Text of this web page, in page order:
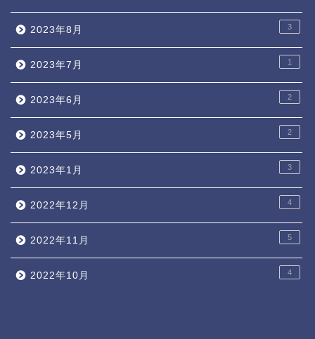
2023年8月 3
2023年7月 1
2023年6月 2
2023年5月 2
2023年1月 3
2022年12月 4
2022年11月 5
2022年10月 4